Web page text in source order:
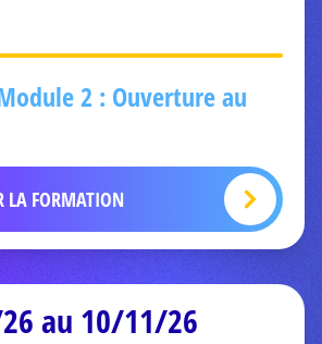
2 : Ouverture au
LA FORMATION
au 10/11/26